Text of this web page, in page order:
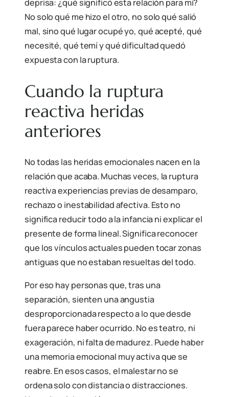
deprisa: ¿qué significó esta relación para mí?
No solo qué me hizo el otro, no solo qué salió
mal, sino qué lugar ocupé yo, qué acepté, qué
necesité, qué temí y qué dificultad quedó
expuesta con la ruptura.
Cuando la ruptura
reactiva heridas
anteriores
No todas las heridas emocionales nacen en la
relación que acaba. Muchas veces, la ruptura
reactiva experiencias previas de desamparo,
rechazo o inestabilidad afectiva. Esto no
significa reducir todo a la infancia ni explicar el
presente de forma lineal. Significa reconocer
que los vínculos actuales pueden tocar zonas
antiguas que no estaban resueltas del todo.
Por eso hay personas que, tras una
separación, sienten una angustia
desproporcionada respecto a lo que desde
fuera parece haber ocurrido. No es teatro, ni
exageración, ni falta de madurez. Puede haber
una memoria emocional muy activa que se
reabre. En esos casos, el malestar no se
ordena solo con distancia o distracciones.